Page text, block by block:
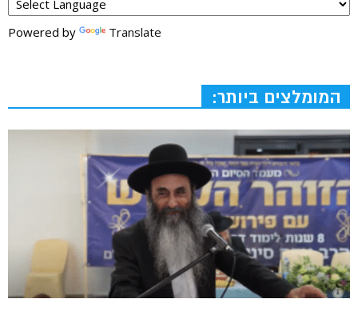
Powered by Translate
המומלצים ביותר: